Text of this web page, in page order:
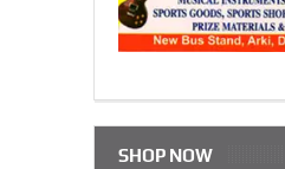
SHOP NOW